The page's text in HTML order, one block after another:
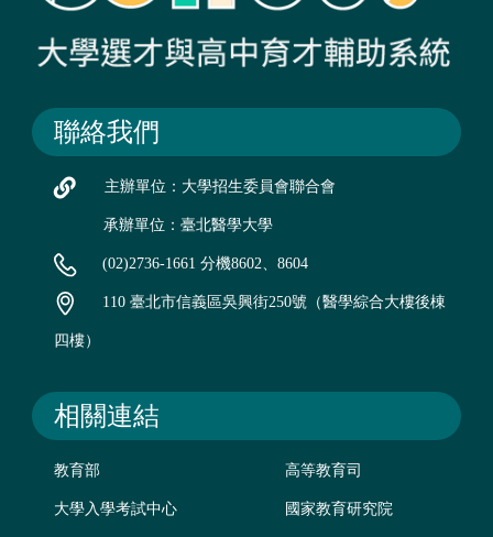
聯絡我們
主辦單位：大學招生委員會聯合會
承辦單位：臺北醫學大學
(02)2736-1661 分機8602、8604
110 臺北市信義區吳興街250號（醫學綜合大樓後棟
四樓）
相關連結
教育部 高等教育司
大學入學考試中心 國家教育研究院